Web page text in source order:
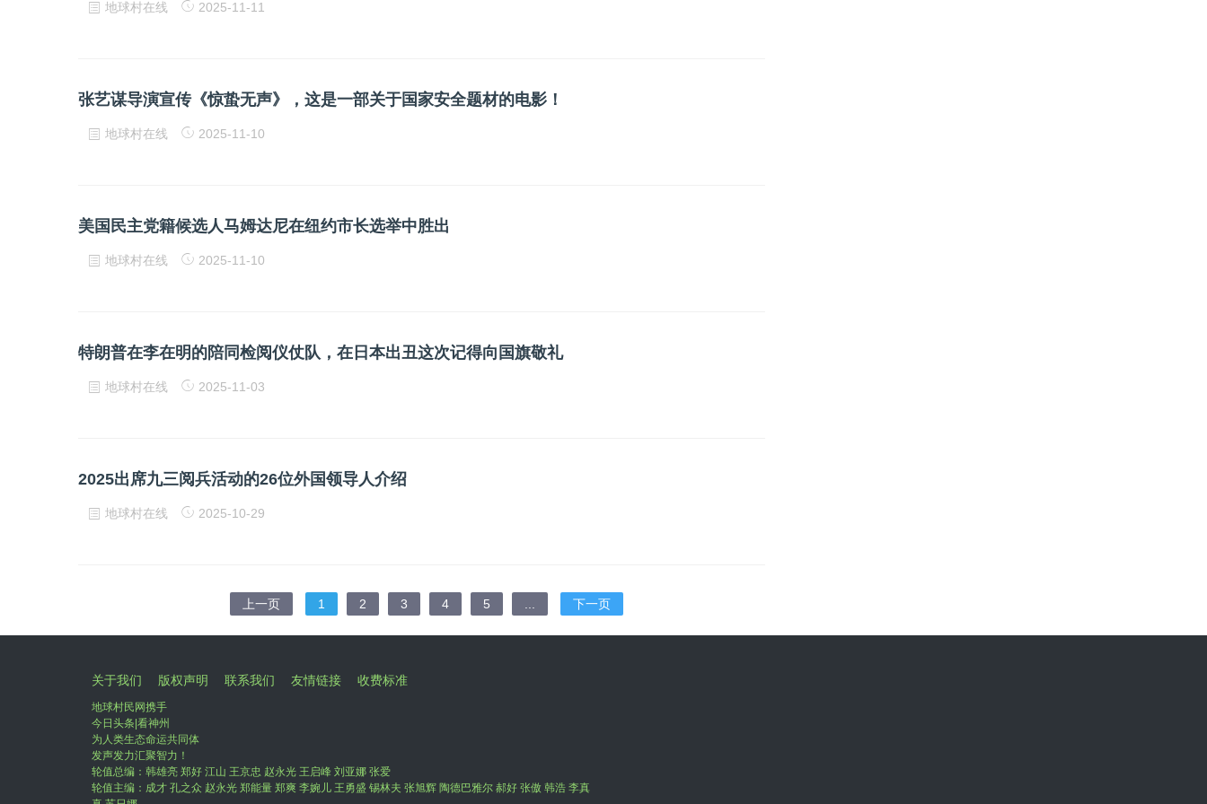
地球村在线 2025-11-11
张艺谋导演宣传《惊蛰无声》，这是一部关于国家安全题材的电影！
地球村在线 2025-11-10
美国民主党籍候选人马姆达尼在纽约市长选举中胜出
地球村在线 2025-11-10
特朗普在李在明的陪同检阅仪仗队，在日本出丑这次记得向国旗敬礼
地球村在线 2025-11-03
2025出席九三阅兵活动的26位外国领导人介绍
地球村在线 2025-10-29
上一页 1 2 3 4 5 下一页
关于我们 版权声明 联系我们 友情链接 收费标准
地球村民网携手
今日头条|看神州
为人类生态命运共同体
发声发力汇聚智力！
轮值总编：韩雄亮 郑好 江山 王京忠 赵永光 王启峰 刘亚娜 张爱
轮值主编：成才 孔之众 赵永光 郑能量 郑爽 李婉儿 王勇盛 锡林夫 张旭辉 陶德巴雅尔 郝好 张傲 韩浩 李真